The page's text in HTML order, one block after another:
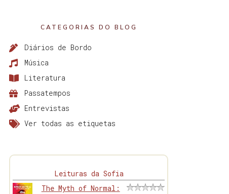
CATEGORIAS DO BLOG
Diários de Bordo
Música
Literatura
Passatempos
Entrevistas
Ver todas as etiquetas
Leituras da Sofia
The Myth of Normal: